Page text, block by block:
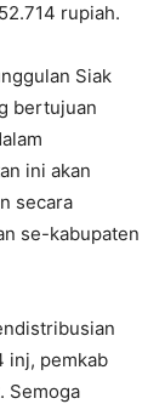
rupiah.
Siak
bertujuan
ini akan
secara
se-kabupaten
inj, pemkab
Semoga